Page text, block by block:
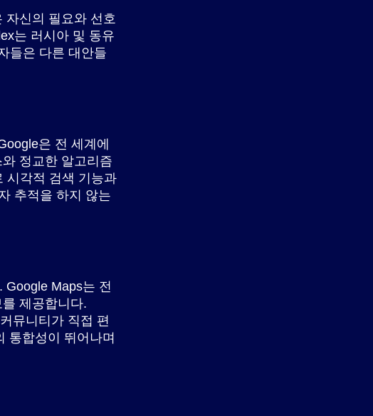
자신의 필요와 선호
는 러시아 및 동유
들은 다른 대안들
은 전 세계에
정교한 알고리즘
시각적 검색 기능과
추적을 하지 않는
Google Maps는 전
제공합니다.
뮤니티가 직접 편
통합성이 뛰어나며